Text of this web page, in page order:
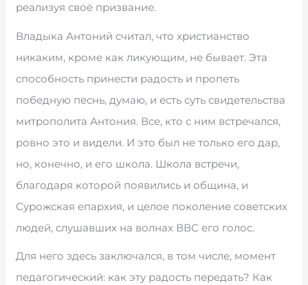
реализуя своё призвание.
Владыка Антоний считал, что христианство
никаким, кроме как ликующим, не бывает. Эта
способность принести радость и пропеть
победную песнь, думаю, и есть суть свидетельства
митрополита Антония. Все, кто с ним встречался,
ровно это и видели. И это был не только его дар,
но, конечно, и его школа. Школа встречи,
благодаря которой появились и община, и
Сурожская епархия, и целое поколение советских
людей, слушавших на волнах ВВС его голос.
Для него здесь заключался, в том числе, момент
педагогический: как эту радость передать? Как